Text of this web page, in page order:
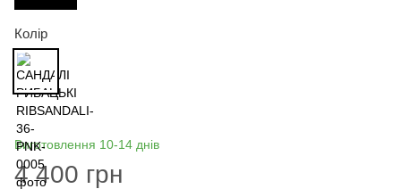
Колір
Виготовлення 10-14 днів
4 400 грн